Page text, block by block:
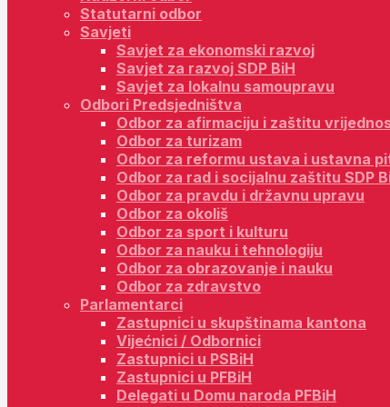
Statutarni odbor
Savjeti
Savjet za ekonomski razvoj
Savjet za razvoj SDP BiH
Savjet za lokalnu samoupravu
Odbori Predsjedništva
Odbor za afirmaciju i zaštitu
Odbor za turizam
Odbor za reformu ustava i ustavna
Odbor za rad i socijalnu zaštitu SDP
Odbor za pravdu i državnu upravu
Odbor za okoliš
Odbor za sport i kulturu
Odbor za nauku i tehnologiju
Odbor za obrazovanje i nauku
Odbor za zdravstvo
Parlamentarci
Zastupnici u skupštinama kantona
Vijećnici / Odbornici
Zastupnici u PSBiH
Zastupnici u PFBiH
Delegati u Domu naroda PFBiH